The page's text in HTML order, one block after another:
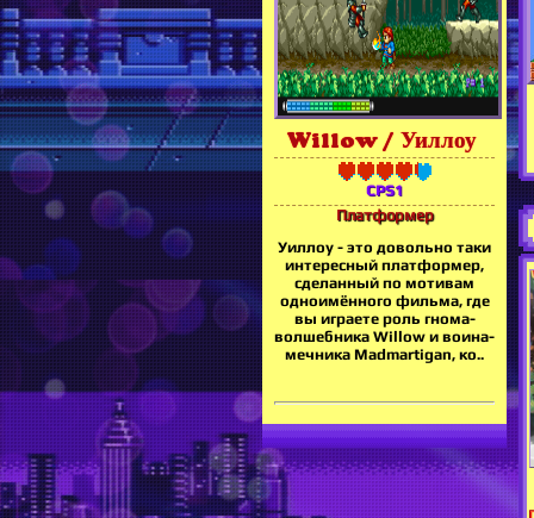
Willow / Уиллоу
CPS1
Платформер
Уиллоу - это довольно таки
интересный платформер,
сделанный по мотивам
одноимённого фильма, где
вы играете роль гнома-
волшебника Willow и воина-
мечника Madmartigan, ко..